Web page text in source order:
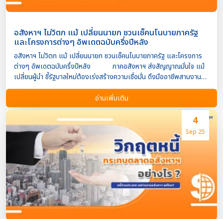
อสังหาฯ ไม่วิตก แม้ เปลี่ยนนายก ชวนเช็คนโนบายภาครัฐ
และโครงการต่างๆ อัพเดตฉบับครึ่งปีหลัง
อสังหาฯ ไม่วิตก แม้ เปลี่ยนนายก ชวนเช็คนโนบายภาครัฐ และโครงการ
ต่างๆ อัพเดตฉบับครึ่งปีหลัง ภาคอสังหาฯ ส่งสัญญาณมั่นใจ แม้
เปลี่ยนผู้นำ ชี้รัฐบาลใหม่ต้องเร่งสร้างความเชื่อมั่น ดึงมืออาชีพสานงาน
เศรษฐกิจ แม้การเมืองเปลี่ยน เศรษฐกิจต้องไม่หยุดเดิน หลังศาล
รัฐธรรมนูญมีมติให้สถานะความเป็นนายกรัฐมนตรีของผู้นำรัฐบาลสิ้นสุดลง
ส่งผลให้คณะรัฐมนตรีต้องพ้นจากตำแหน่งทั้งคณะ อนาคตของการเมือง
ไทยกำลังเดินเข้าสู่รัฐบาลชุดใหม่ ของคุณอนุทิน ท่ามกลางคำถามว่า “จะ
กระทบเศรษฐกิจแค่ไหน?” อย่างไรก็ตาม สำหรับภาคธุรกิจ
อสังหาริมทรัพย์แล้ว เสียงสะท้อนกลับมาว่า “ไม่กังวล” หากทุกอย่าง
ดำเนินไปตามกลไกรัฐธรรมนูญ ภาคเอกชนพร้อมรับการ
เปลี่ยนแปลง ขอแค่กระบวนการเป็นไปตามกติกา อิสระ บุญยัง ประธาน
คณะกรรมการสมาคมการค้ากลุ่มธุรกิจอสังหาริมทรัพย์ฯ แม้รัฐบาลเปลี่ยน
แต่โครงการเดินต่อ การเมืองมีความเปลี่ยนแปลง แต่ภาคอสังหาฯ ไม่ได้
รับผลกระทบโดยตรง เพราะงบประมาณประจำปีและงบกระตุ้นเศรษฐกิจ
เร่งด่วนได้รับความเห็นชอบจากรัฐสภาไปแล้ว สิ่งที่เหลือคือ “การขับ
เคลื่อน” ในระดับปฏิบัติ ในช่วงรอยต่อของ […]
อ่านเพิ่มเติม
4
Sep 25